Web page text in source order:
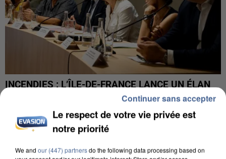
INCENDIES : L’ÎLE-DE-FRANCE LANCE UN ÉLAN
DE SOLIDARITÉ AVEC LES...
Le respect de votre vie privée est
notre priorité
We and our (447) partnersdo the following data processing based on
Continuer sans accepter